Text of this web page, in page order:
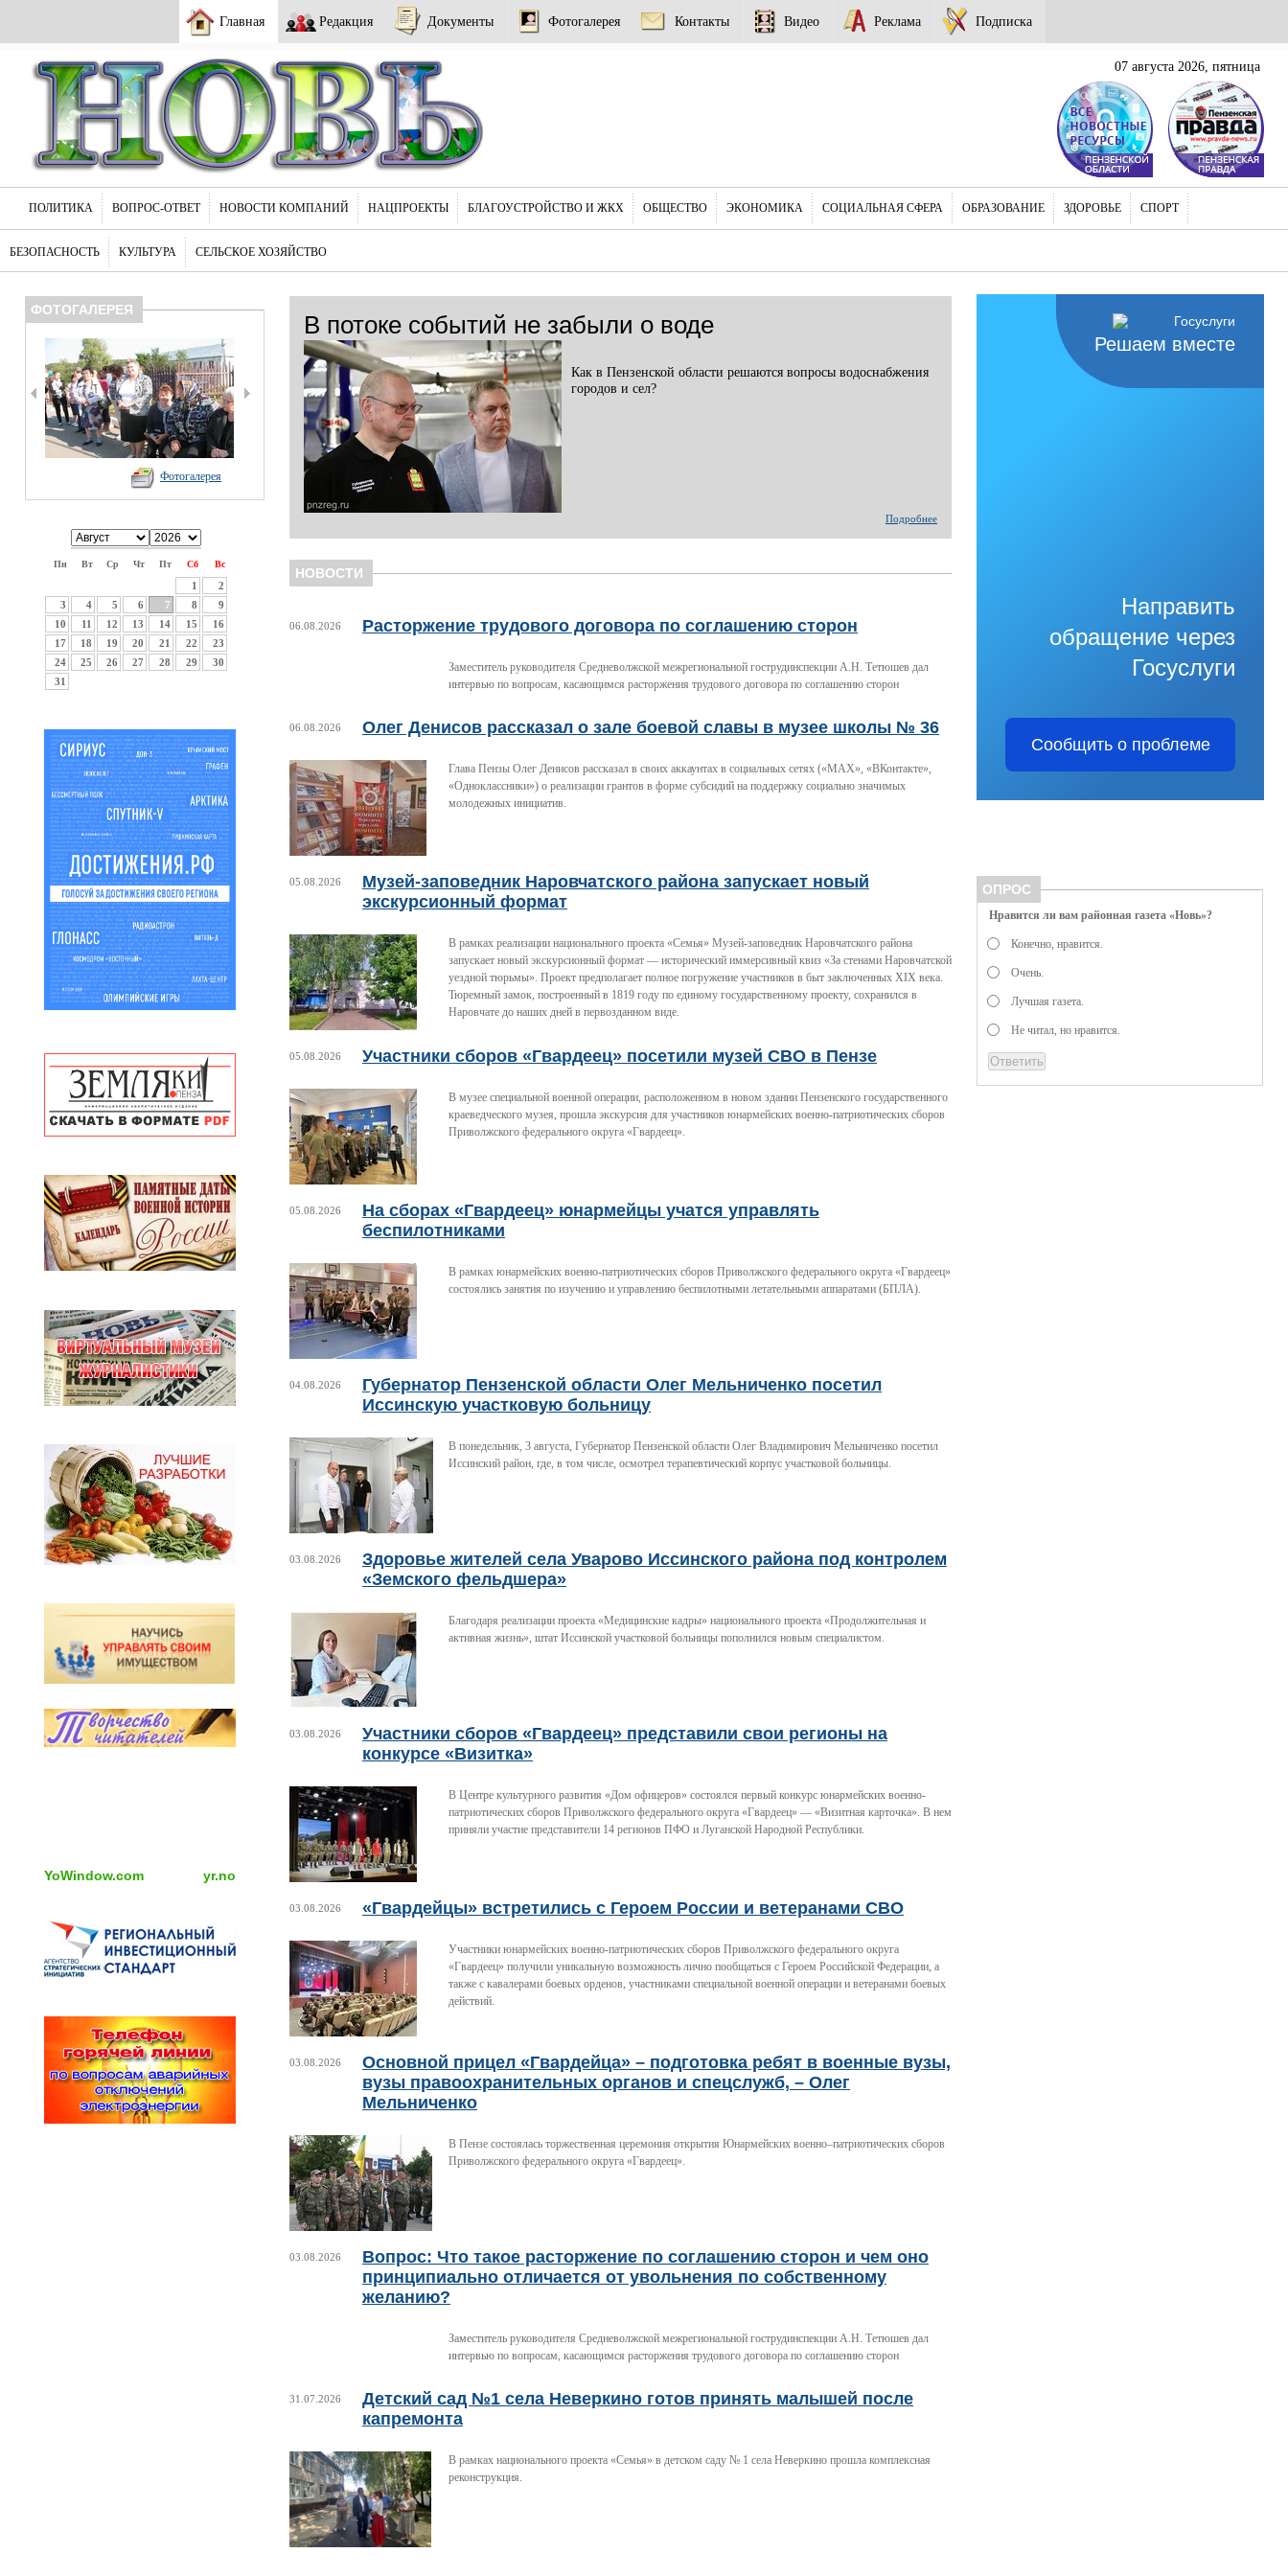
Главная Редакция Документы Фотогалерея Контакты Видео Реклама Подписка
07 августа 2026, пятница
ПОЛИТИКА ВОПРОС-ОТВЕТ НОВОСТИ КОМПАНИЙ НАЦПРОЕКТЫ БЛАГОУСТРОЙСТВО И ЖКХ ОБЩЕСТВО ЭКОНОМИКА СОЦИАЛЬНАЯ СФЕРА ОБРАЗОВАНИЕ ЗДОРОВЬЕ СПОРТ
БЕЗОПАСНОСТЬ КУЛЬТУРА СЕЛЬСКОЕ ХОЗЯЙСТВО
ФОТОГАЛЕРЕЯ
Фотогалерея
Пн Вт Ср Чт Пт Сб Вс
1
2
3
4 5 6 7 8
9
10
11 12 13 14 15
16
17
18 19 20 21 22
23
24
25 26 27 28 29
30
31
YoWindow.com yr.no
В потоке событий не забыли о воде
Как в Пензенской области решаются вопросы водоснабжения
городов и сел?
Подробнее
НОВОСТИ
06.08.2026 Расторжение трудового договора по соглашению сторон
Заместитель руководителя Средневолжской межрегиональной гострудинспекции А.Н. Тетюшев дал
интервью по вопросам, касающимся расторжения трудового договора по соглашению сторон
06.08.2026 Олег Денисов рассказал о зале боевой славы в музее школы № 36
Глава Пензы Олег Денисов рассказал в своих аккаунтах в социальных сетях («МАХ», «ВКонтакте»,
«Одноклассники») о реализации грантов в форме субсидий на поддержку социально значимых
молодежных инициатив.
05.08.2026
Музей-заповедник Наровчатского района запускает новый
экскурсионный формат
В рамках реализации национального проекта «Семья» Музей-заповедник Наровчатского района
запускает новый экскурсионный формат — исторический иммерсивный квиз «За стенами Наровчатской
уездной тюрьмы». Проект предполагает полное погружение участников в быт заключенных XIX века.
Тюремный замок, построенный в 1819 году по единому государственному проекту, сохранился в
Наровчате до наших дней в первозданном виде.
05.08.2026 Участники сборов «Гвардеец» посетили музей СВО в Пензе
В музее специальной военной операции, расположенном в новом здании Пензенского государственного
краеведческого музея, прошла экскурсия для участников юнармейских военно-патриотических сборов
Приволжского федерального округа «Гвардеец».
05.08.2026
На сборах «Гвардеец» юнармейцы учатся управлять
беспилотниками
В рамках юнармейских военно-патриотических сборов Приволжского федерального округа «Гвардеец»
состоялись занятия по изучению и управлению беспилотными летательными аппаратами (БПЛА).
04.08.2026
Губернатор Пензенской области Олег Мельниченко посетил
Иссинскую участковую больницу
В понедельник, 3 августа, Губернатор Пензенской области Олег Владимирович Мельниченко посетил
Иссинский район, где, в том числе, осмотрел терапевтический корпус участковой больницы.
03.08.2026
Здоровье жителей села Уварово Иссинского района под контролем
«Земского фельдшера»
Благодаря реализации проекта «Медицинские кадры» национального проекта «Продолжительная и
активная жизнь», штат Иссинской участковой больницы пополнился новым специалистом.
03.08.2026
Участники сборов «Гвардеец» представили свои регионы на
конкурсе «Визитка»
В Центре культурного развития «Дом офицеров» состоялся первый конкурс юнармейских военно-
патриотических сборов Приволжского федерального округа «Гвардеец» — «Визитная карточка». В нем
приняли участие представители 14 регионов ПФО и Луганской Народной Республики.
03.08.2026 «Гвардейцы» встретились с Героем России и ветеранами СВО
Участники юнармейских военно-патриотических сборов Приволжского федерального округа
«Гвардеец» получили уникальную возможность лично пообщаться с Героем Российской Федерации, а
также с кавалерами боевых орденов, участниками специальной военной операции и ветеранами боевых
действий.
03.08.2026
Основной прицел «Гвардейца» – подготовка ребят в военные вузы,
вузы правоохранительных органов и спецслужб, – Олег
Мельниченко
В Пензе состоялась торжественная церемония открытия Юнармейских военно–патриотических сборов
Приволжского федерального округа «Гвардеец».
03.08.2026
Вопрос: Что такое расторжение по соглашению сторон и чем оно
принципиально отличается от увольнения по собственному
желанию?
Заместитель руководителя Средневолжской межрегиональной гострудинспекции А.Н. Тетюшев дал
интервью по вопросам, касающимся расторжения трудового договора по соглашению сторон
31.07.2026
Детский сад №1 села Неверкино готов принять малышей после
капремонта
В рамках национального проекта «Семья» в детском саду № 1 села Неверкино прошла комплексная
реконструкция.
Решаем вместе
Направить
обращение через
Госуслуги
Сообщить о проблеме
ОПРОС
Нравится ли вам районная газета «Новь»?
Конечно, нравится.
Очень.
Лучшая газета.
Не читал, но нравится.